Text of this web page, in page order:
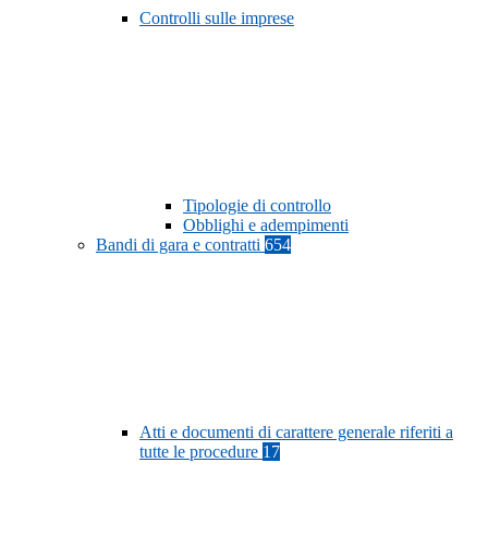
Controlli sulle imprese
Tipologie di controllo
Obblighi e adempimenti
Bandi di gara e contratti 654
Atti e documenti di carattere generale riferiti a
tutte le procedure 17